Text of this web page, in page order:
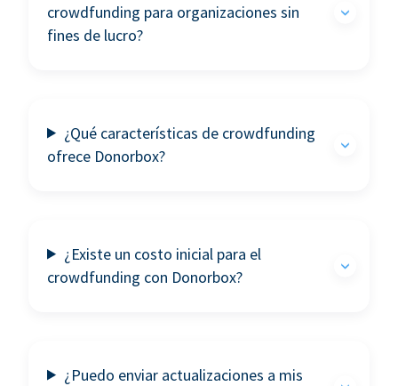
crowdfunding para organizaciones sin
fines de lucro?
¿Qué características de crowdfunding
ofrece Donorbox?
¿Existe un costo inicial para el
crowdfunding con Donorbox?
¿Puedo enviar actualizaciones a mis